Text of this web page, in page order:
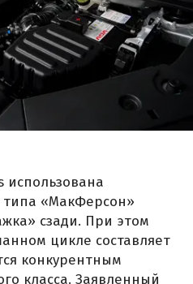
использована
типа «МакФерсон»
сзади. При этом
цикле составляет
конкурентным
класса. Заявленный